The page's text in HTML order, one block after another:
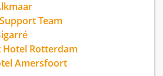
Team
Rotterdam
Amersfoort